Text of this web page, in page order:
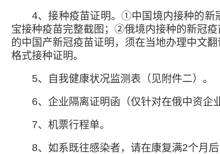
4、接种疫苗证明。 ①中国境内接种的新
宝接种疫苗完整截图； ②俄境内接种的新冠
的中国产新冠疫苗证明，须在当地办理中文
格式接种证明。
5、 自我健康状况监测表（见附件二）。
6、 企业隔离证明函（仅针对在俄中资企
7、 机票行程单。
8、 如系既往感染者，请在康复满2个月